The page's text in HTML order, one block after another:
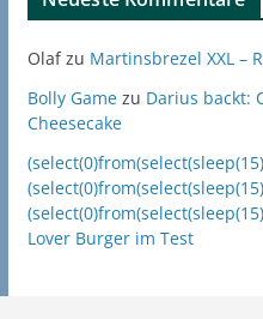
Olafzu Martinsbrezel XXL –
Bolly Gamezu Darius backt:
Cheesecake
Lover Burger im Test